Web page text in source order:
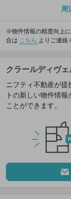
周
※物件情報の精度向上
合は こちら よりご連絡
クラールディヴ
ニフティ不動産が
トの新しい物件情
ことができます。